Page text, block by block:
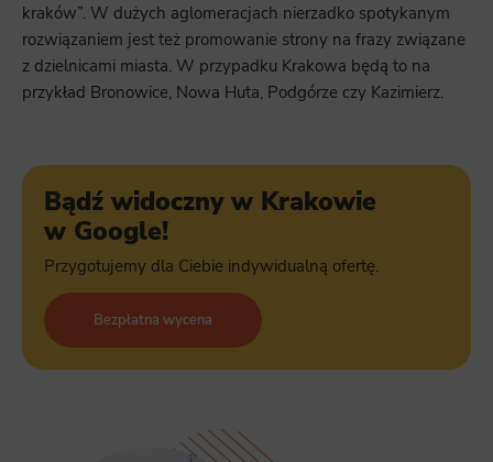
kraków”. W dużych aglomeracjach nierzadko spotykanym
rozwiązaniem jest też promowanie strony na frazy związane
z dzielnicami miasta. W przypadku Krakowa będą to na
przykład Bronowice, Nowa Huta, Podgórze czy Kazimierz.
Bądź widoczny w Krakowie
w Google!
Przygotujemy dla Ciebie indywidualną ofertę.
Bezpłatna wycena